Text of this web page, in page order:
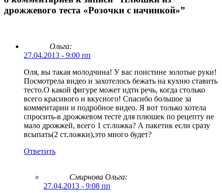
дрожжевого теста «Розочки с начинкой»”
Ольга:
27.04.2013 - 9:00 пп
Оля, вы такая молодчина! У вас поистине золотые руки!
Посмотрела видео и захотелось бежать на кухню ставить
тесто.О какой фигуре может идти речь, когда столько
всего красивого и вкусного! Спасибо большое за
комментарии и подробное видео. Я вот только хотела
спросить-в дрожжевом тесте для плюшек по рецепту не
мало дрожжей, всего 1 ст.ложка? А пакетик если сразу
всыпать(2 ст.ложки),это много будет?
Ответить
Смирнова Ольга:
27.04.2013 - 9:08 пп